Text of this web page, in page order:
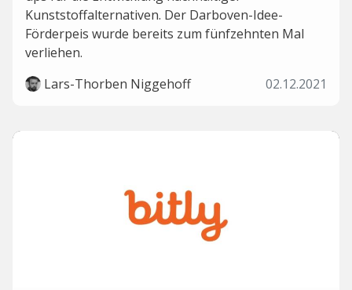
Kunststoffalternativen. Der Darboven-Idee-
Förderpeis wurde bereits zum fünfzehnten Mal
verliehen.
Lars-Thorben Niggehoff
02.12.2021